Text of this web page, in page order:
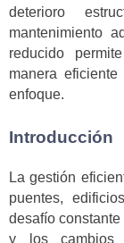
deterioro
mantenimiento
reducido
manera
enfoque.
Introducción
La gestión
puentes,
desafío
y los cambios